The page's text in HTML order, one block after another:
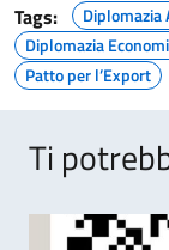
Tags:
Diplomazia
Patto per l’Export
Ti